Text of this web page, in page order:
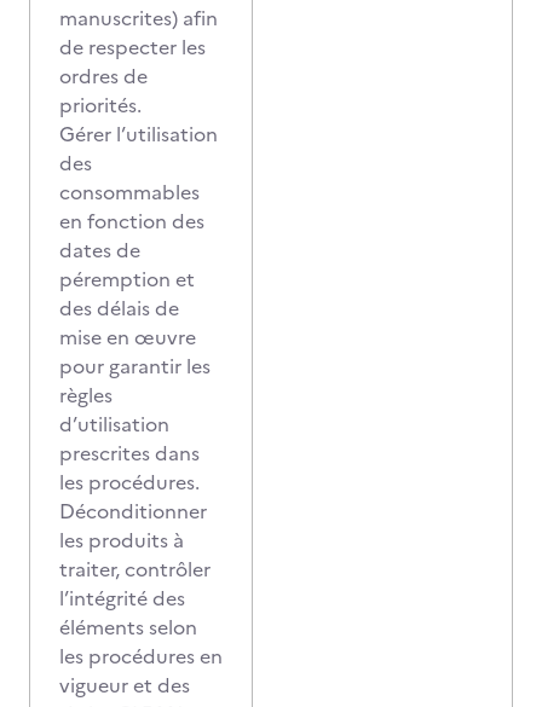
manuscrites) afin
de respecter les
ordres de
priorités.
Gérer l’utilisation
des
consommables
en fonction des
dates de
péremption et
des délais de
mise en œuvre
pour garantir les
règles
d’utilisation
prescrites dans
les procédures.
Déconditionner
les produits à
traiter, contrôler
l’intégrité des
éléments selon
les procédures en
vigueur et des